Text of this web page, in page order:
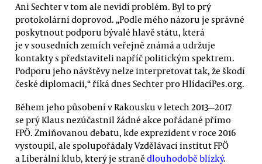
Ani Sechter v tom ale nevidí problém. Byl to prý
protokolární doprovod. „Podle mého názoru je správné
poskytnout podporu bývalé hlavě státu, která
je v sousedních zemích veřejně známá a udržuje
kontakty s představiteli napříč politickým spektrem.
Podporu jeho návštěvy nelze interpretovat tak, že škodí
české diplomacii,“ říká dnes Sechter pro HlídacíPes.org.
Během jeho působení v Rakousku v letech 2013—2017
se prý Klaus nezúčastnil žádné akce pořádané přímo
FPÖ. Zmiňovanou debatu, kde exprezident v roce 2016
vystoupil, ale spolupořádaly Vzdělávací institut FPÖ
a Liberální klub, který je straně dlouhodobě blízký.